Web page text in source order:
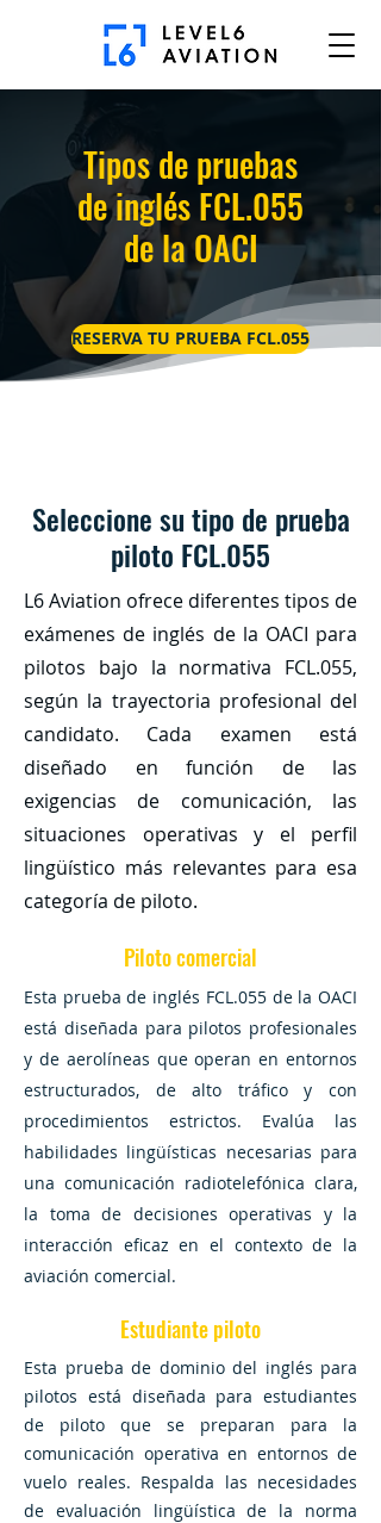
Tipos de pruebas
de inglés FCL.055
de la OACI
RESERVA TU PRUEBA FCL.055
Seleccione su tipo de prueba
piloto FCL.055
L6 Aviation ofrece diferentes tipos de
exámenes de inglés de la OACI para
pilotos bajo la normativa FCL.055,
según la trayectoria profesional del
candidato. Cada examen está
diseñado en función de las
exigencias de comunicación, las
situaciones operativas y el perfil
lingüístico más relevantes para esa
categoría de piloto.
Piloto comercial
Esta prueba de inglés FCL.055 de la OACI
está diseñada para pilotos profesionales
y de aerolíneas que operan en entornos
estructurados, de alto tráfico y con
procedimientos estrictos. Evalúa las
habilidades lingüísticas necesarias para
una comunicación radiotelefónica clara,
la toma de decisiones operativas y la
interacción eficaz en el contexto de la
aviación comercial.
Estudiante piloto
Esta prueba de dominio del inglés para
pilotos está diseñada para estudiantes
de piloto que se preparan para la
comunicación operativa en entornos de
vuelo reales. Respalda las necesidades
de evaluación lingüística de la norma